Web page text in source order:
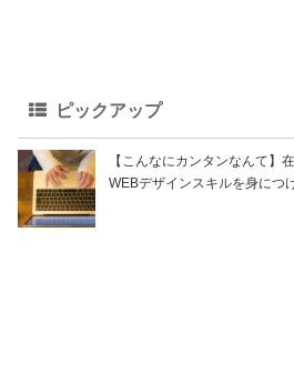
ピックアップ
【こんなにカンタンなんて】
WEBデザインスキルを身につ